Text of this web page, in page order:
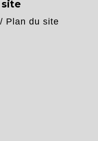
site
/ Plan du site